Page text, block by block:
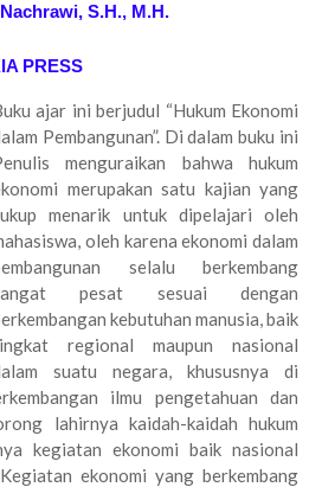
S.H., M.H.
PRESS
ajar ini berjudul “Hukum Ekonomi
Pembangunan”. Di dalam buku ini
menguraikan bahwa hukum
merupakan satu kajian yang
menarik untuk dipelajari oleh
oleh karena ekonomi dalam
selalu berkembang
pesat sesuai dengan
kebutuhan manusia, baik
regional maupun nasional
suatu negara, khususnya di
ilmu pengetahuan dan
lahirnya kaidah-kaidah hukum
kegiatan ekonomi baik nasional
ekonomi yang berkembang